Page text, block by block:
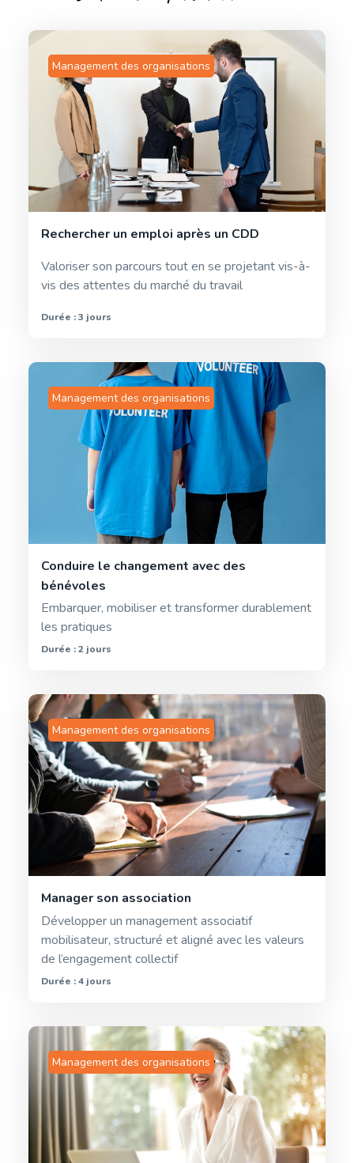
Management des organisations
Rechercher un emploi après un CDD
Valoriser son parcours tout en se projetant vis-à-
vis des attentes du marché du travail
Durée : 3 jours
Management des organisations
Conduire le changement avec des
bénévoles
Embarquer, mobiliser et transformer durablement
les pratiques
Durée : 2 jours
Management des organisations
Manager son association
Développer un management associatif
mobilisateur, structuré et aligné avec les valeurs
de l’engagement collectif
Durée : 4 jours
Management des organisations